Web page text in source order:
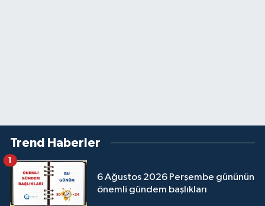
Trend Haberler
6 Ağustos 2026 Perşembe gününün
önemli gündem başlıkları
1